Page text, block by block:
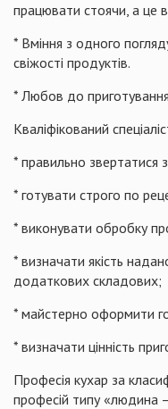
працювати стоячи, а це
* Вміння з одного
свіжості продуктів.
* Любов до
Кваліфікований
* правильно звертатися
* готувати строго по
* виконувати обробку
* визначати якість
додаткових складових;
* майстерно оформити
* визначати цінність
Професія кухар за
професій типу «людина